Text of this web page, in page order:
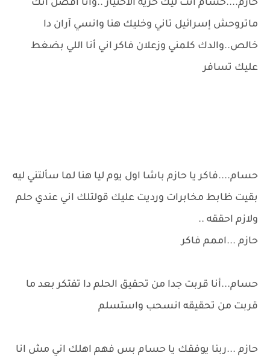
حازم....حسام انت ليك حرية الاختيار ..وانا افضل انك
ماتروحش إسرائيل تاني وخليك هنا وانسي آران دا
خالص..والدك كلمني وزعلان فاكر اني أنا اللي بضغط
عليك تسافر
حسام....فاكر يا حازم باشا اول يوم ليا هنا لما سألتني ليه
بقيت ظابط مخابرات ورديت عليك قولتلك اني عندي حلم
ولازم احققه ..
حازم ...اممم فاكر
حسام...أنا قربت جدا من تحقيق الحلم دا تفتكر بعد ما
قربت من تحقيقه انسحب واستسلم
حازم ...ربنا يوفقك يا حسام بس فهم اهلك اني مش انا